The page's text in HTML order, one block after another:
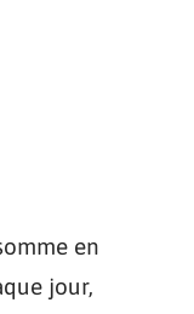
en
jour,